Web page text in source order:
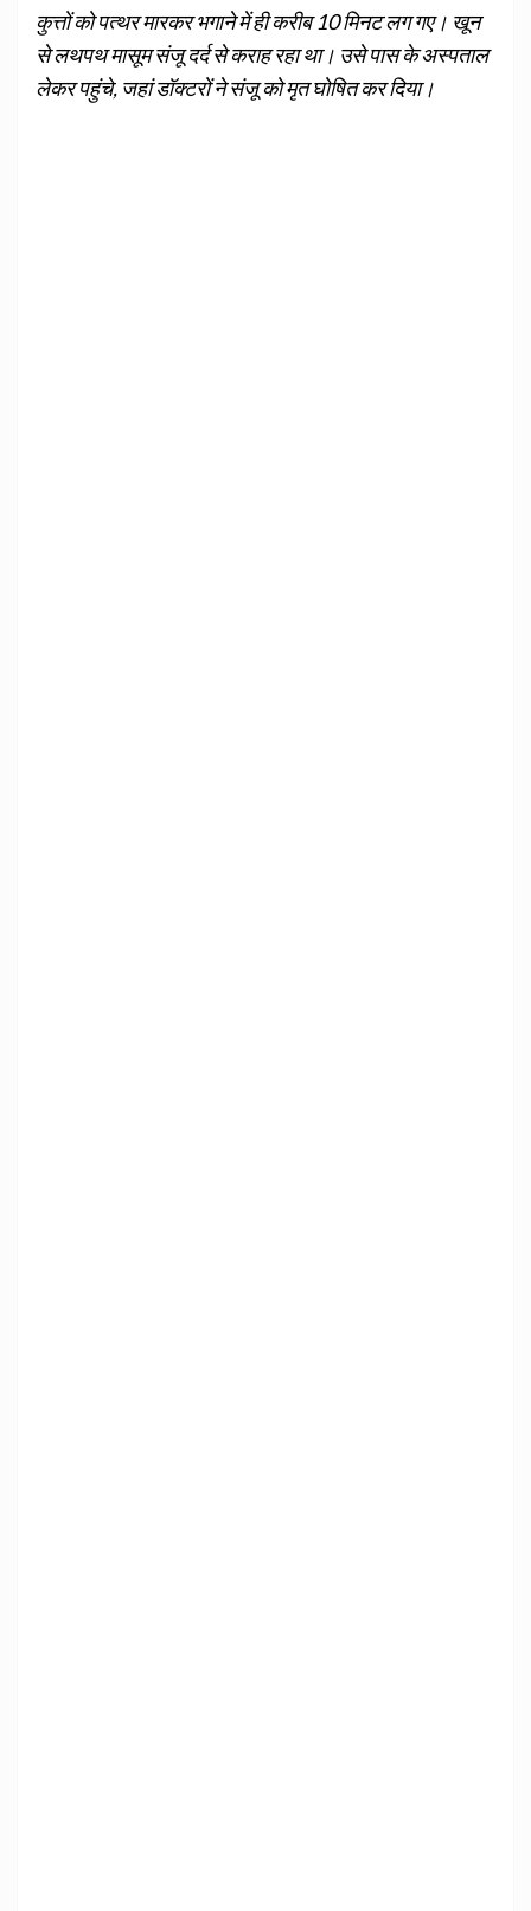
कुत्तों को पत्थर मारकर भगाने में ही करीब 10 मिनट लग गए। खून
से लथपथ मासूम संजू दर्द से कराह रहा था। उसे पास के अस्पताल
लेकर पहुंचे, जहां डॉक्टरों ने संजू को मृत घोषित कर दिया।